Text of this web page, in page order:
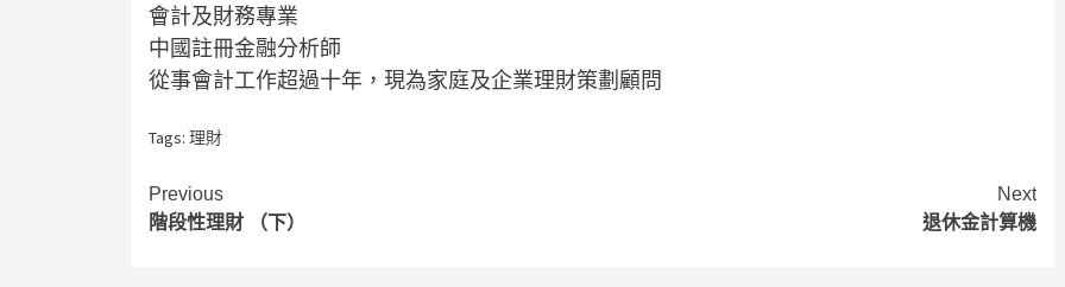
會計及財務專業
中國註冊金融分析師
從事會計工作超過十年，現為家庭及企業理財策劃顧問
Tags: 理財
Continue
Reading
Previous
階段性理財 （下）
Next
退休金計算機